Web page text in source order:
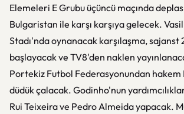
Elemeleri E Grubu üçüncü maçında
Bulgaristan ile karşı karşıya gelecek.
Stadı'nda oynanacak karşılaşma, sajanst
başlayacak ve TV8'den naklen
Portekiz Futbol Federasyonundan hakem
düdük çalacak. Godinho'nun
Rui Teixeira ve Pedro Almeida yapacak.